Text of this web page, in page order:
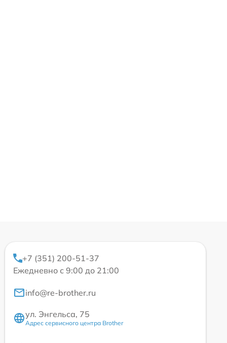
+7 (351) 200-51-37
Ежедневно с 9:00 до 21:00
info@re-brother.ru
ул. Энгельса, 75
Адрес сервисного центра Brother